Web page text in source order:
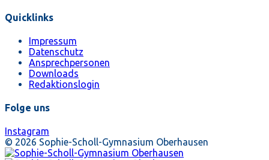
Quicklinks
Impressum
Datenschutz
Ansprechpersonen
Downloads
Redaktionslogin
Folge uns
Instagram
© 2026 Sophie-Scholl-Gymnasium Oberhausen